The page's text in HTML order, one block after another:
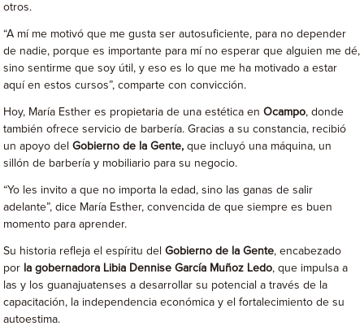
otros.
“A mí me motivó que me gusta ser autosuficiente, para no depender
de nadie, porque es importante para mí no esperar que alguien me dé,
sino sentirme que soy útil, y eso es lo que me ha motivado a estar
aquí en estos cursos”, comparte con convicción.
Hoy, María Esther es propietaria de una estética enOcampo, donde
también ofrece servicio de barbería. Gracias a su constancia, recibió
un apoyo delGobierno de la Gente, que incluyó una máquina, un
sillón de barbería y mobiliario para su negocio.
“Yo les invito a que no importa la edad, sino las ganas de salir
adelante”, dice María Esther, convencida de que siempre es buen
momento para aprender.
Su historia refleja el espíritu delGobierno de la Gente, encabezado
por la gobernadora Libia Dennise García Muñoz Ledo, que impulsa a
las y los guanajuatenses a desarrollar su potencial a través de la
capacitación, la independencia económica y el fortalecimiento de su
autoestima.